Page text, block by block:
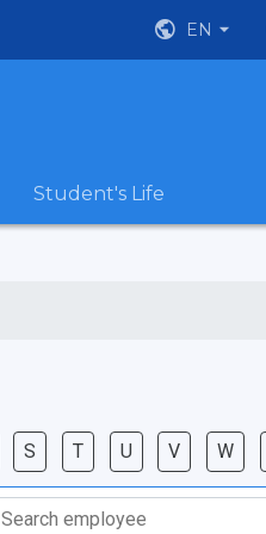
EN
Student's Life
S T U V W
Search employee